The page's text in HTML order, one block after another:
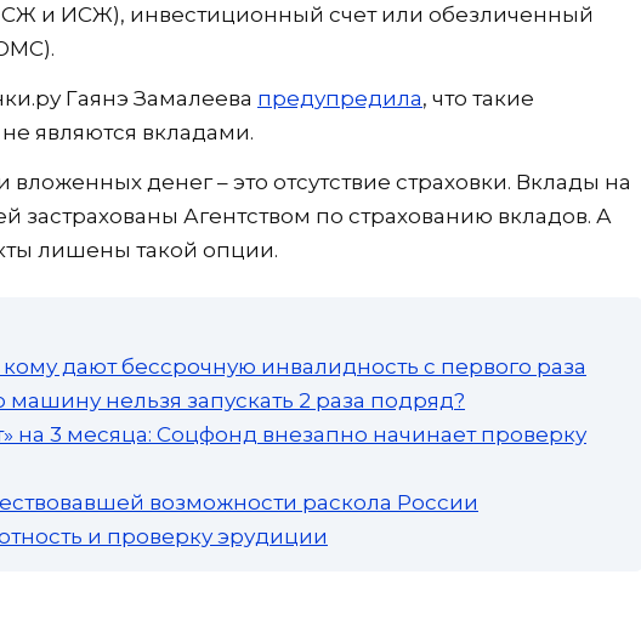
и ИСЖ), инвестиционный счет или обезличенный
Гаянэ Замалеева предупредила, что такие
являются вкладами.
денег – это отсутствие страховки. Вклады на
застрахованы Агентством по страхованию вкладов. А
лишены такой опции.
дают бессрочную инвалидность с первого раза
машину нельзя запускать 2 раза подряд?
на 3 месяца: Соцфонд внезапно начинает проверку
возможности раскола России
и проверку эрудиции